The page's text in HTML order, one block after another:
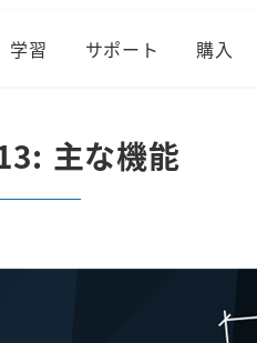
学習 サポート 購入
主な機能